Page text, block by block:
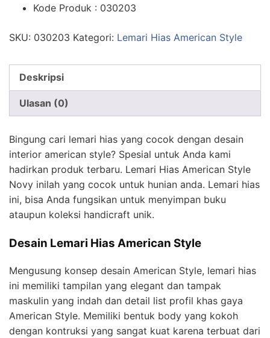
Kode Produk : 030203
SKU: 030203 Kategori: Lemari Hias American Style
Deskripsi
Ulasan (0)
Bingung cari lemari hias yang cocok dengan desain
interior american style? Spesial untuk Anda kami
hadirkan produk terbaru. Lemari Hias American Style
Novy inilah yang cocok untuk hunian anda. Lemari hias
ini, bisa Anda fungsikan untuk menyimpan buku
ataupun koleksi handicraft unik.
Desain Lemari Hias American Style
Mengusung konsep desain American Style, lemari hias
ini memiliki tampilan yang elegant dan tampak
maskulin yang indah dan detail list profil khas gaya
American Style. Memiliki bentuk body yang kokoh
dengan kontruksi yang sangat kuat karena terbuat dari